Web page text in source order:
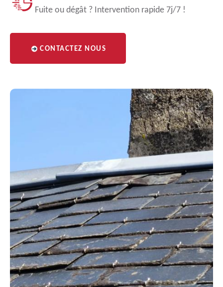
Fuite ou dégât ? Intervention rapide 7j/7 !
CONTACTEZ NOUS